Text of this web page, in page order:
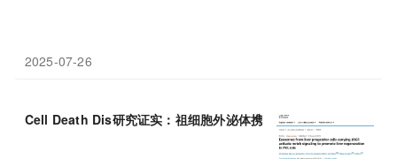
2025-07-26
Cell Death Dis研究证实：祖细胞外泌体携带“再生钥匙”JAG